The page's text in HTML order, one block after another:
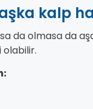
kalp
da olmasa da